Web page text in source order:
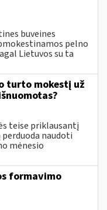
buveines
pelno
Lietuvos su ta
turto mokestį už
teise priklausantį
naudoti
mėnesio
formavimo